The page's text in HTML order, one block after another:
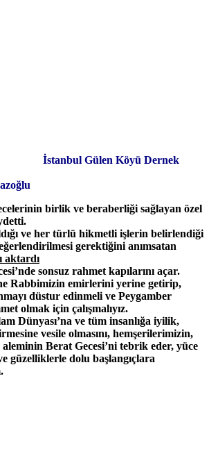
İstanbul Gülen Köyü Dernek
birlik ve beraberliği sağlayan özel
ve her türlü hikmetli işlerin belirlendiği
gerektiğini anımsatan
aktardı
sonsuz rahmet kapılarını açar.
Rabbimizin emirlerini yerine getirip,
düstur edinmeli ve Peygamber
olmak için çalışmalıyız.
Dünyası’na ve tüm insanlığa iyilik,
vesile olmasını, hemşerilerimizin,
Berat Gecesi’ni tebrik eder, yüce
güzelliklerle dolu başlangıçlara